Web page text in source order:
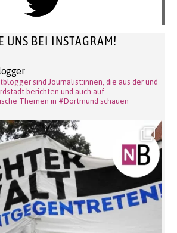
UNS BEI INSTAGRAM!
sind Journalist:innen, die aus der und
berichten und auch auf
Themen in #Dortmund schauen